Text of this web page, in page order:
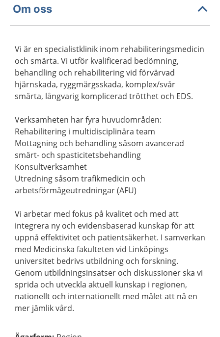
Om oss
Vi är en specialistklinik inom rehabiliteringsmedicin
och smärta. Vi utför kvalificerad bedömning,
behandling och rehabilitering vid förvärvad
hjärnskada, ryggmärgsskada, komplex/svår
smärta, långvarig komplicerad trötthet och EDS.
Verksamheten har fyra huvudområden:
Rehabilitering i multidisciplinära team
Mottagning och behandling såsom avancerad
smärt- och spasticitetsbehandling
Konsultverksamhet
Utredning såsom trafikmedicin och
arbetsförmågeutredningar (AFU)
Vi arbetar med fokus på kvalitet och med att
integrera ny och evidensbaserad kunskap för att
uppnå effektivitet och patientsäkerhet. I samverkan
med Medicinska fakulteten vid Linköpings
universitet bedrivs utbildning och forskning.
Genom utbildningsinsatser och diskussioner ska vi
sprida och utveckla aktuell kunskap i regionen,
nationellt och internationellt med målet att nå en
mer jämlik vård.